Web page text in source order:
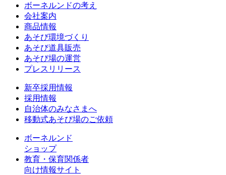
ボーネルンドの考え
会社案内
商品情報
あそび環境づくり
あそび道具販売
あそび場の運営
プレスリリース
新卒採用情報
採用情報
自治体のみなさまへ
移動式あそび場のご依頼
ボーネルンド
ショップ
教育・保育関係者
向け情報サイト